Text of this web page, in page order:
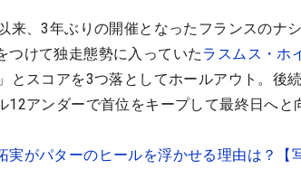
来、3年ぶりの開催となったフランスのナ
つけて独走態勢に入っていたラスムス・ホ
」とスコアを3つ落としてホールアウト。
12アンダーで首位をキープして最終日へと
実がパターのヒールを浮かせる理由は？【